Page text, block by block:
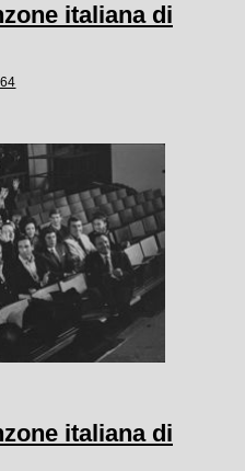
italiana di
italiana di